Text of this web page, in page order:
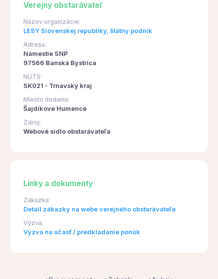
Verejný obstarávateľ
Názov organizácie:
LESY Slovenskej republiky, štátny podnik
Adresa:
Námestie SNP
97566 Banská Bystrica
NUTS:
SK021 - Trnavský kraj
Miesto dodania:
Šajdíkove Humence
Zdroj:
Webové sídlo obstarávateľa
Linky a dokumenty
Zákazka:
Detail zákazky na webe verejného obstarávateľa
Výzva:
Výzva na účasť / predkladanie ponúk